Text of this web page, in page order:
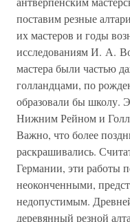
поставим резные
их мастеров и годы
исследованиям И. А.
мастера были частью
голландцами, по
образовали бы школу.
Нижним Рейном и
Важно, что более
раскрашивались.
Германии, эти работы
неоконченными,
недопустимым.
деревянный резной